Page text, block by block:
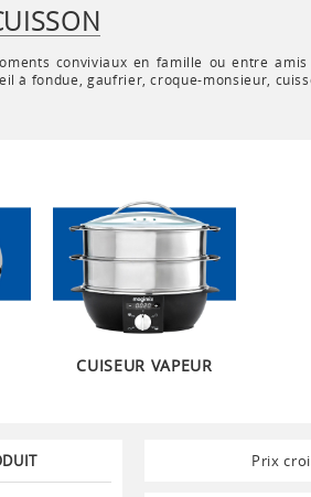
conviviaux en famille ou entre
à fondue, gaufrier, croque-monsieur,
CUISEUR VAPEUR
Prix